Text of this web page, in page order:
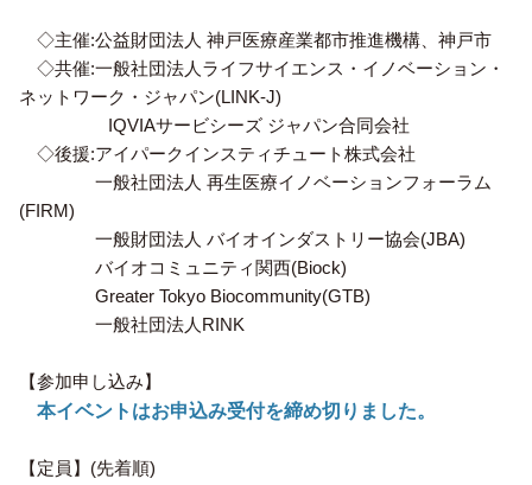
◇主催:公益財団法人 神戸医療産業都市推進機構、神戸市
◇共催:一般社団法人ライフサイエンス・イノベーション・
ネットワーク・ジャパン(LINK-J)
IQVIAサービシーズ ジャパン合同会社
◇後援:アイパークインスティチュート株式会社
一般社団法人 再生医療イノベーションフォーラム
(FIRM)
一般財団法人 バイオインダストリー協会(JBA)
バイオコミュニティ関西(Biock)
Greater Tokyo Biocommunity(GTB)
一般社団法人RINK
【参加申し込み】
本イベントはお申込み受付を締め切りました。
【定員】(先着順)